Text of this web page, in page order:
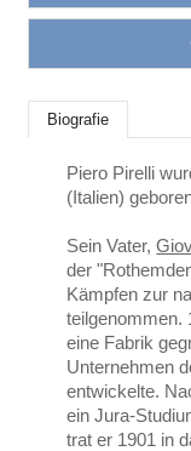
Biografie
Piero Pirelli
(Italien)
Sein Vater,
der
Kämpfen zur
teilgenommen.
eine Fabrik
Unternehmen
entwickelte.
ein Jura-
trat er 1901 in